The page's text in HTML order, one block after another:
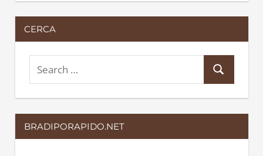
CERCA
e
a
r
c
e
a
BRADIPORAPIDO.NET